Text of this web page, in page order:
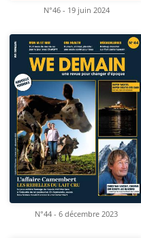
N°46 - 19 juin 2024
N°44 - 6 décembre 2023